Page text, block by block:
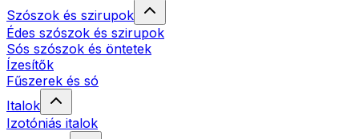
Szószok és szirupok
Édes szószok és szirupok
Sós szószok és öntetek
Ízesítők
Fűszerek és só
Italok
Izotóniás italok